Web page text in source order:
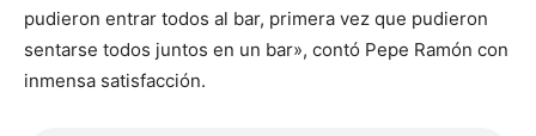
pudieron entrar todos al bar, primera vez que pudieron
sentarse todos juntos en un bar», contó Pepe Ramón con
inmensa satisfacción.